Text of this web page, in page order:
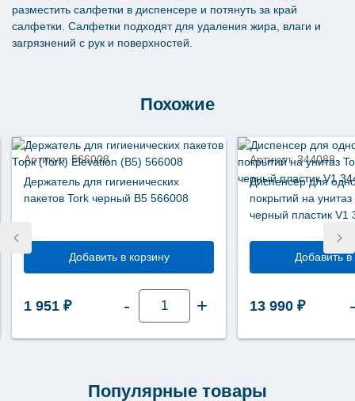
разместить салфетки в диспенсере и потянуть за край
салфетки. Салфетки подходят для удаления жира, влаги и
загрязнений с рук и поверхностей.
Похожие
Артикул: 566008
Держатель для гигиенических
пакетов Tork черный В5 566008
Добавить в корзину
1 951 ₽ -
Количество
товара
гигиенических
566008
+
Артикул: 344088
Диспенсер для
покрытий на
черный пластик V1
Добавить в
13 990 ₽ -
Популярные товары